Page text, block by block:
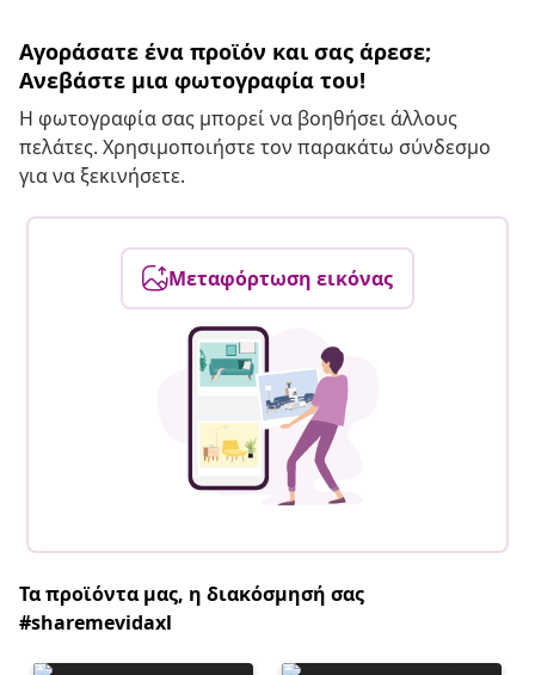
Αγοράσατε ένα προϊόν και σας άρεσε;
Ανεβάστε μια φωτογραφία του!
Η φωτογραφία σας μπορεί να βοηθήσει άλλους
πελάτες. Χρησιμοποιήστε τον παρακάτω σύνδεσμο
για να ξεκινήσετε.
Μεταφόρτωση εικόνας
Τα προϊόντα μας, η διακόσμησή σας
#sharemevidaxl